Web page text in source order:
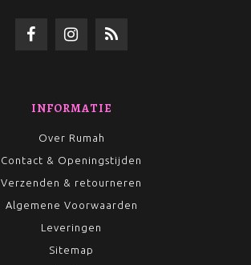
INFORMATIE
Over Rumah
Contact & Openingstijden
Verzenden & retourneren
Algemene Voorwaarden
Leveringen
Sitemap